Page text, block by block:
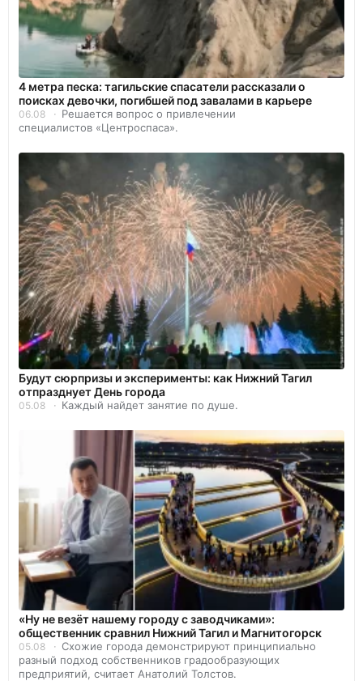
4 метра песка: тагильские спасатели рассказали о
поисках девочки, погибшей под завалами в карьере
06.08
Решается вопрос о привлечении
специалистов «Центроспаса».
Будут сюрпризы и эксперименты: как Нижний Тагил
отпразднует День города
05.08 Каждый найдет занятие по душе.
«Ну не везёт нашему городу с заводчиками»:
общественник сравнил Нижний Тагил и Магнитогорск
05.08
Схожие города демонстрируют принципиально
разный подход собственников градообразующих
предприятий, считает Анатолий Толстов.